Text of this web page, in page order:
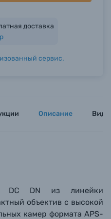
товары)
доставка
сервис.
Описание
DC DN из линейки
объектив с высокой
камер формата APS-